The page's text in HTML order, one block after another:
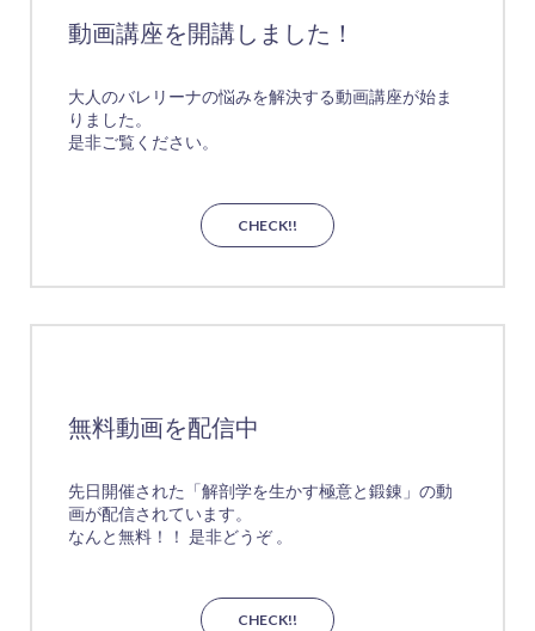
動画講座を開講しました！
大人のバレリーナの悩みを解決する動画講座が始ま
りました。
是非ご覧ください。
CHECK!!
無料動画を配信中
先日開催された「解剖学を生かす極意と鍛錬」の動
画が配信されています。
なんと無料！！ 是非どうぞ 。
CHECK!!